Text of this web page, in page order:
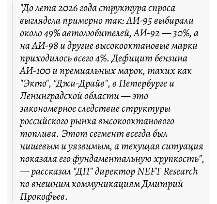
"До лета 2026 года структура спроса
выглядела примерно так: АИ-95 выбирали
около 49% автолюбителей, АИ-92 — 30%, а
на АИ-98 и другие высокооктановые марки
приходилось всего 4%. Дефицит бензина
АИ-100 и премиальных марок, таких как
"Экто", "Джи-Драйв", в Петербурге и
Ленинградской области — это
закономерное следствие структуры
российского рынка высокооктанового
топлива. Этот сегмент всегда был
нишевым и уязвимым, а текущая ситуация
показала его фундаментальную хрупкость",
— рассказал "ДП" директор NEFT Research
по внешним коммуникациям Дмитрий
Прокофьев.